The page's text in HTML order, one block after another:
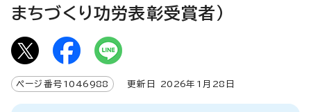
まちづくり功労表彰受賞者）
ページ番号 1046988 更新日 2026年1月 28 日